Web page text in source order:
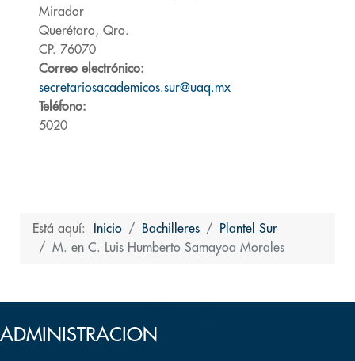
Mirador
Querétaro, Qro.
CP. 76070
Correo electrónico:
secretariosacademicos.sur@uaq.mx
Teléfono:
5020
Está aquí: Inicio Bachilleres
Plantel Sur
M. en C. Luis Humberto Samayoa Morales
ADMINISTRACION